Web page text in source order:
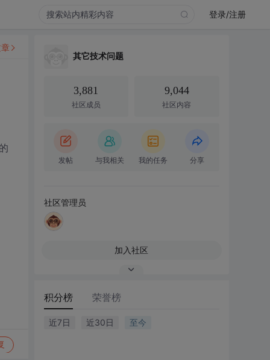
登录/注册
其它技术问题
3,881
社区成员
9,044
社区内容
发帖 与我相关 我的任务 分享
社区管理员
加入社区
积分榜 荣誉榜
近7日 近30日 至今